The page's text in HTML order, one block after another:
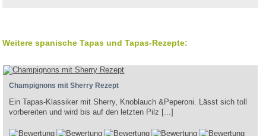
Weitere spanische Tapas und Tapas-Rezepte:
Champignons mit Sherry Rezept
Ein Tapas-Klassiker mit Sherry, Knoblauch &Peperoni. Lässt sich toll
vorbereiten und wird bis auf den letzten Pilz [...]